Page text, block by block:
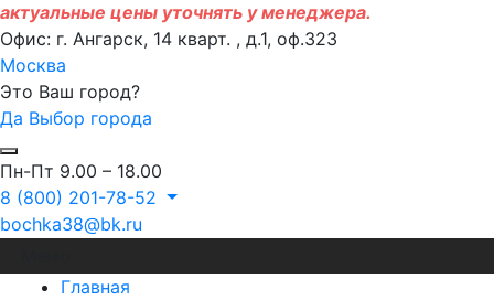
актуальные цены уточнять у менеджера.
Офис: г. Ангарск, 14 кварт. , д.1, оф.323
Москва
Это Ваш город?
Да Выбор города
Пн-Пт 9.00 – 18.00
8 (800) 201-78-52
bochka38@bk.ru
Главная